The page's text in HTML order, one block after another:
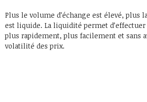
Plus le volume d’échange est élevé, plus
est liquide. La liquidité permet d’effectuer
plus rapidement, plus facilement et sans
volatilité des prix.